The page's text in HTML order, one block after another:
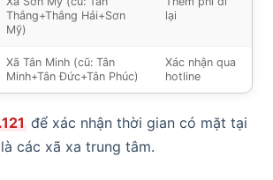
Thắng+Thắng Hải+Sơn
Mỹ)
lại
Xã Tân Minh (cũ: Tân
Minh+Tân Đức+Tân Phúc)
Xác nhận qua
hotline
để xác nhận thời gian có mặt tại
các xã xa trung tâm.